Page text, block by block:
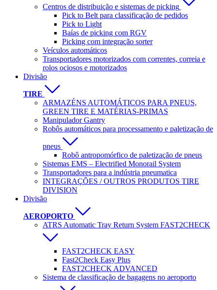
Centros de distribuição e sistemas de picking
Pick to Belt para classificação de pedidos
Pick to Light
Baías de picking com RGV
Picking com integração sorter
Veículos automáticos
Transportadores motorizados com correntes, correia e
rolos ociosos e motorizados
Divisão
TIRE
ARMAZÉNS AUTOMÁTICOS PARA PNEUS,
GREEN TIRE E MATÉRIAS-PRIMAS
Manipulador Gantry
Robôs automáticos para processamento e paletização de
pneus
Robô antropomórfico de paletização de pneus
Sistemas EMS – Electrified Monorail System
Transportadores para a indústria pneumatica
INTEGRAÇÕES / OUTROS PRODUTOS TIRE
DIVISION
Divisão
AEROPORTO
ATRS Automatic Tray Return System FAST2CHECK
FAST2CHECK EASY
Fast2Check Easy Plus
FAST2CHECK ADVANCED
Sistema de classificação de bagagens no aeroporto